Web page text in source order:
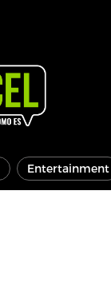
Entertainment